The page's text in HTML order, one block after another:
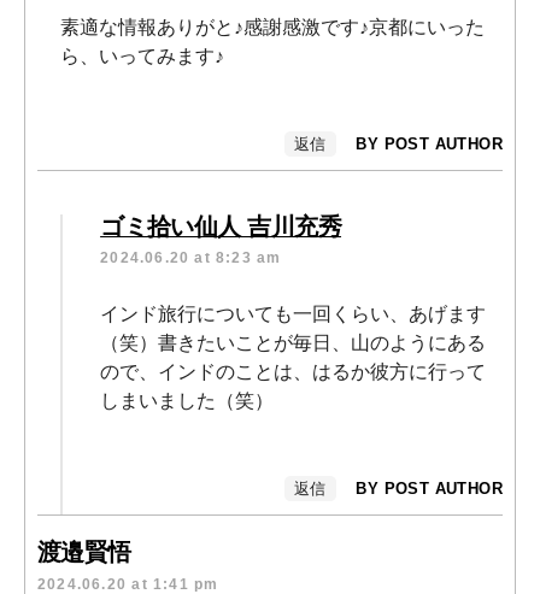
素適な情報ありがと♪感謝感激です♪京都にいった
ら、いってみます♪
返信 BY POST AUTHOR
ゴミ拾い仙人 吉川充秀
2024.06.20 at 8:23 am
インド旅行についても一回くらい、あげます
（笑）書きたいことが毎日、山のようにある
ので、インドのことは、はるか彼方に行って
しまいました（笑）
返信 BY POST AUTHOR
渡邉賢悟
2024.06.20 at 1:41 pm